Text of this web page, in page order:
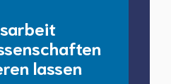
lassen